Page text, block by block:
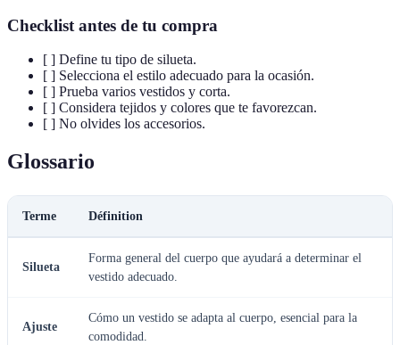
Checklist antes de tu compra
[ ] Define tu tipo de silueta.
[ ] Selecciona el estilo adecuado para la ocasión.
[ ] Prueba varios vestidos y corta.
[ ] Considera tejidos y colores que te favorezcan.
[ ] No olvides los accesorios.
Glossario
Terme Définition
Silueta
Forma general del cuerpo que ayudará a determinar el
vestido adecuado.
Ajuste
Cómo un vestido se adapta al cuerpo, esencial para la
comodidad.